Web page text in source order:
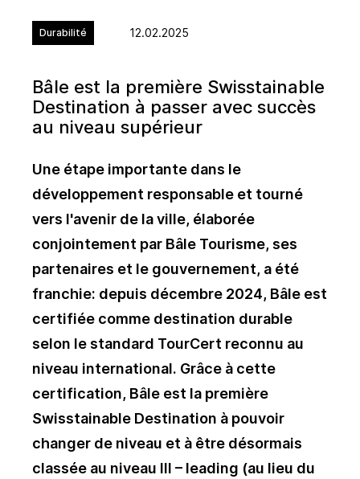
Durabilité 12.02.2025
Bâle est la première Swisstainable
Destination à passer avec succès
au niveau supérieur
Une étape importante dans le
développement responsable et tourné
vers l'avenir de la ville, élaborée
conjointement par Bâle Tourisme, ses
partenaires et le gouvernement, a été
franchie: depuis décembre 2024, Bâle est
certifiée comme destination durable
selon le standard TourCert reconnu au
niveau international. Grâce à cette
certification, Bâle est la première
Swisstainable Destination à pouvoir
changer de niveau et à être désormais
classée au niveau III – leading (au lieu du